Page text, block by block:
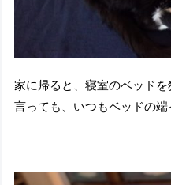
家に帰ると、寝室のベッド
言っても、いつもベッドの端